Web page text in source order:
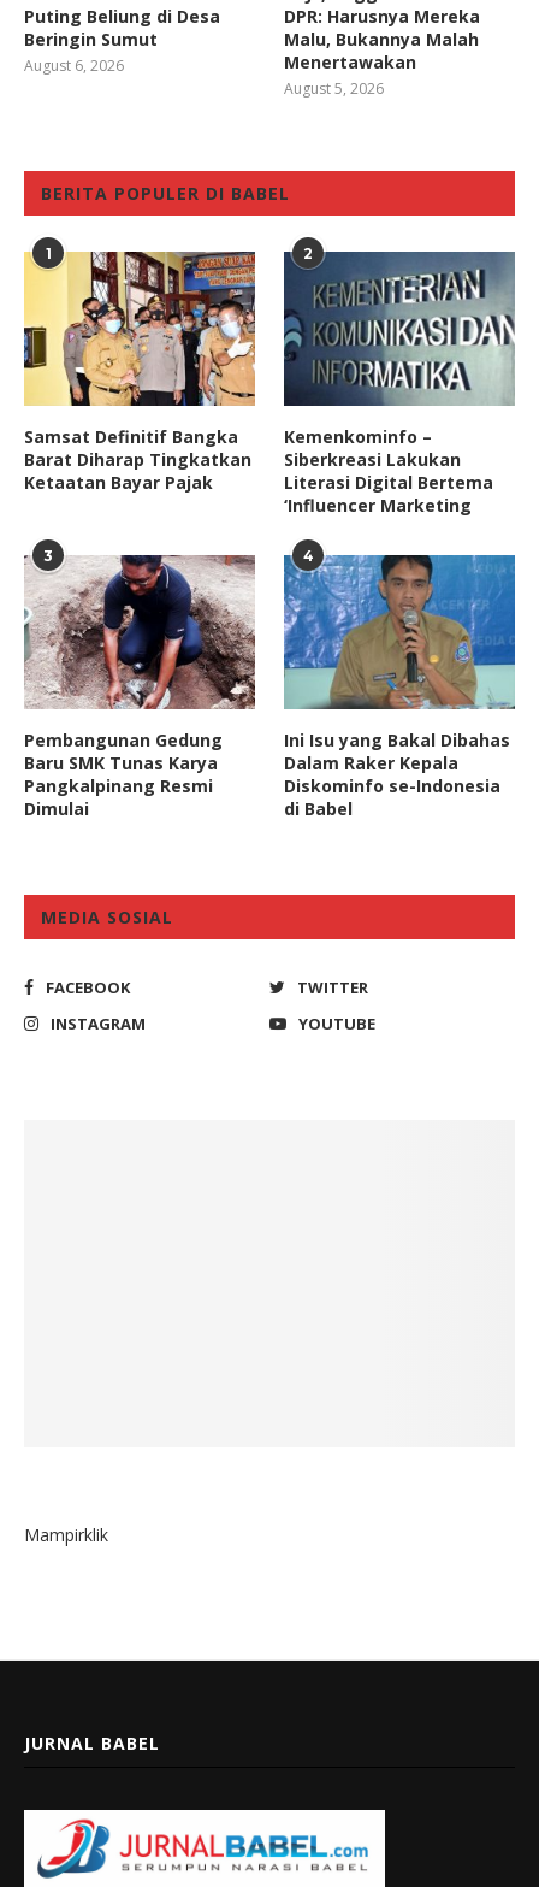
Puting Beliung di Desa
Beringin Sumut
August 6, 2026
DPR: Harusnya Mereka
Malu, Bukannya Malah
Menertawakan
August 5, 2026
BERITA POPULER DI BABEL
1
Samsat Definitif Bangka
Barat Diharap Tingkatkan
Ketaatan Bayar Pajak
2
Kemenkominfo –
Siberkreasi Lakukan
Literasi Digital Bertema
‘Influencer Marketing
3
Pembangunan Gedung
Baru SMK Tunas Karya
Pangkalpinang Resmi
Dimulai
4
Ini Isu yang Bakal Dibahas
Dalam Raker Kepala
Diskominfo se-Indonesia
di Babel
MEDIA SOSIAL
FACEBOOK
TWITTER
INSTAGRAM
YOUTUBE
Mampirklik
JURNAL BABEL